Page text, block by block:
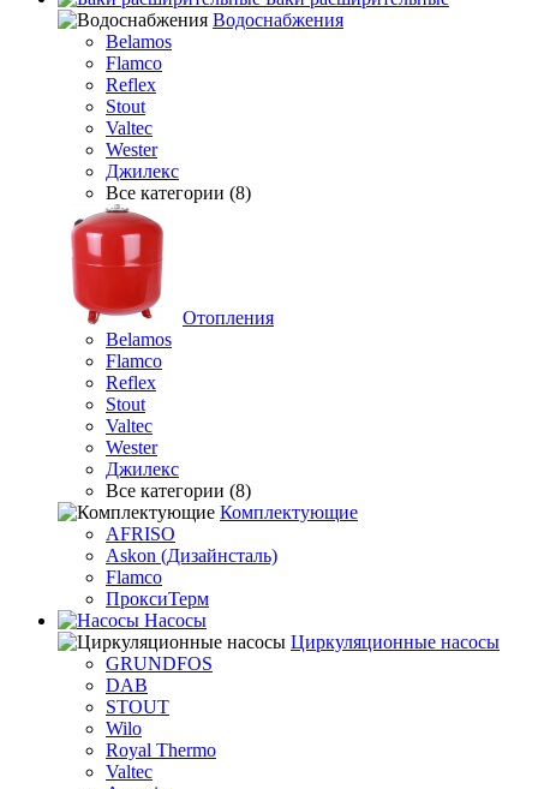
Водоснабжения
Belamos
Flamco
Reflex
Stout
Valtec
Wester
Джилекс
Все категории (8)
Отопления
Belamos
Flamco
Reflex
Stout
Valtec
Wester
Джилекс
Все категории (8)
Комплектующие
AFRISO
Askon (Дизайнсталь)
Flamco
ПроксиТерм
Насосы
Циркуляционные насосы
GRUNDFOS
DAB
STOUT
Wilo
Royal Thermo
Valtec